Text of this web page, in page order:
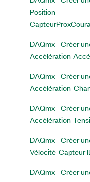
Position-
DAQmx - Créer
Accélération-
DAQmx - Créer
Accélération-
DAQmx - Créer
Accélération-
DAQmx - Créer
Vélocité-Capteur
DAQmx - Créer